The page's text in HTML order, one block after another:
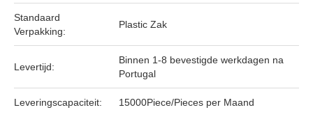
Standaard
Verpakking:
Plastic Zak
Levertijd:
Binnen 1-8 bevestigde werkdagen na
Portugal
Leveringscapaciteit: 15000Piece/Pieces per Maand